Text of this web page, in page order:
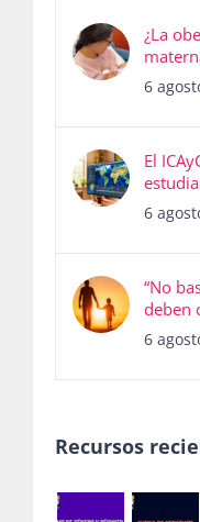
¿La
6
El
6
“No
deben
6
Recursos